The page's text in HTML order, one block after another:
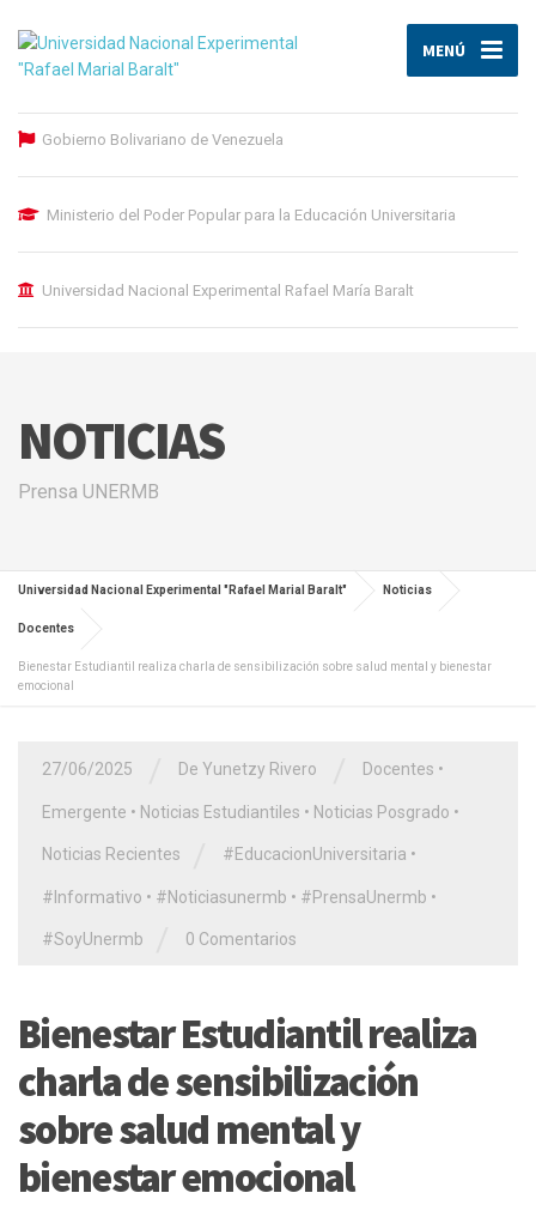
MENÚ
Gobierno Bolivariano de Venezuela
Ministerio del Poder Popular para la Educación Universitaria
Universidad Nacional Experimental Rafael María Baralt
NOTICIAS
Prensa UNERMB
Universidad Nacional Experimental "Rafael Marial Baralt" Noticias
Docentes
Bienestar Estudiantil realiza charla de sensibilización sobre salud mental y bienestar
emocional
27/06/2025 De Yunetzy Rivero Docentes •
Emergente • Noticias Estudiantiles • Noticias Posgrado •
Noticias Recientes #EducacionUniversitaria •
#Informativo • #Noticiasunermb • #PrensaUnermb •
#SoyUnermb 0 Comentarios
Bienestar Estudiantil realiza
charla de sensibilización
sobre salud mental y
bienestar emocional